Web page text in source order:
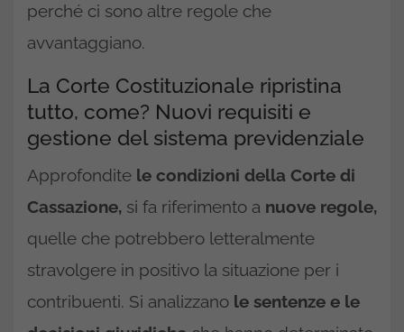
perché ci sono altre regole che
avvantaggiano.
La Corte Costituzionale ripristina
tutto, come? Nuovi requisiti e
gestione del sistema previdenziale
Approfondite le condizioni della Corte di
Cassazione, si fa riferimento a nuove regole,
quelle che potrebbero letteralmente
stravolgere in positivo la situazione per i
contribuenti. Si analizzano le sentenze e le